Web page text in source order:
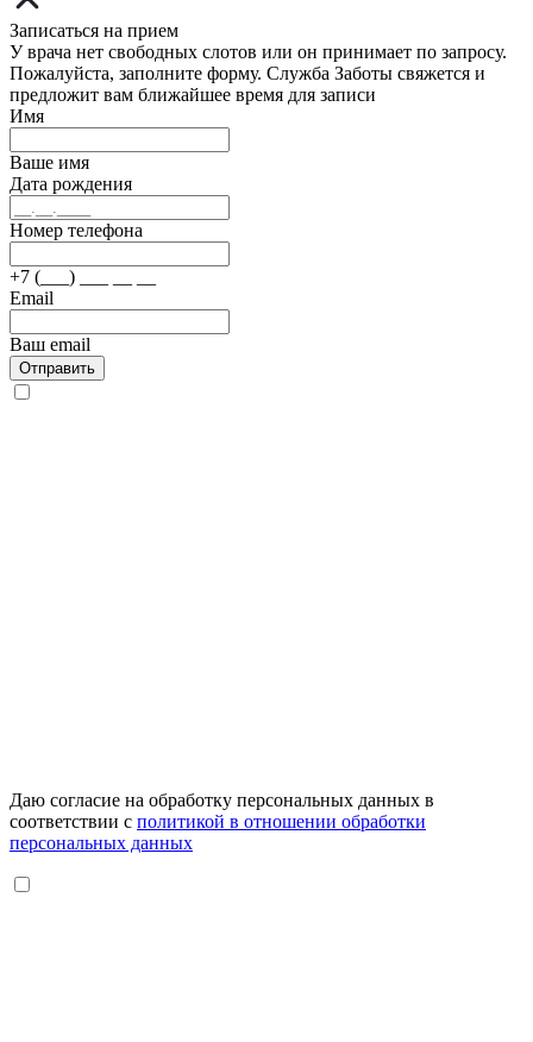
Записаться на прием
У врача нет свободных слотов или он принимает по запросу.
Пожалуйста, заполните форму. Служба Заботы свяжется и
предложит вам ближайшее время для записи
Имя
Ваше имя
Дата рождения
Номер телефона
+7 (___) ___ __ __
Email
Ваш email
Отправить
Даю согласие на обработку персональных данных в
соответствии с политикой в отношении обработки
персональных данных